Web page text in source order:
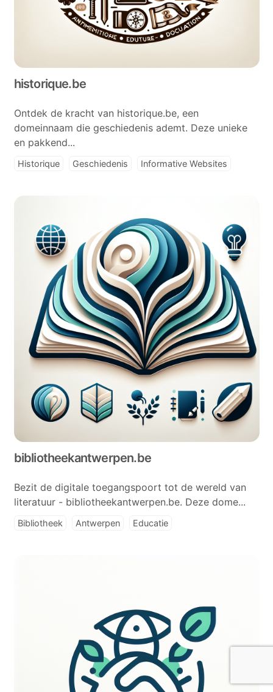
historique.be
Ontdek de kracht van historique.be, een
domeinnaam die geschiedenis ademt. Deze unieke
en pakkend...
Historique Geschiedenis Informative Websites
bibliotheekantwerpen.be
Bezit de digitale toegangspoort tot de wereld van
literatuur - bibliotheekantwerpen.be. Deze dome...
Bibliotheek Antwerpen Educatie